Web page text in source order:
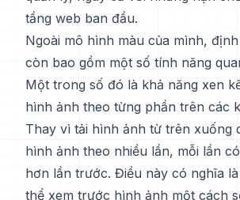
tầng web ban đầu.
Ngoài mô hình màu của mình,
còn bao gồm một số tính năng
Một trong số đó là khả năng xen
hình ảnh theo từng phần trên các
Thay vì tải hình ảnh từ trên xuống
hình ảnh theo nhiều lần, mỗi lần
hơn lần trước. Điều này có nghĩa
thể xem trước hình ảnh một cách